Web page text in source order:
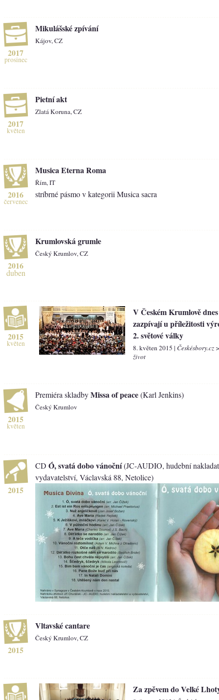
2017
prosinec
Mikulášské zpívání
Kájov, CZ
2017
květen
Pietní akt
Zlatá Koruna, CZ
2016
červenec
Musica Eterna Roma
Řím, IT
stríbrné pásmo v kategorii Musica sacra
2016
duben
Krumlovská grumle
Český Krumlov, CZ
2015
květen
V Českém Krumlově
zazpívají u příležitosti
2. světové války
8. květen 2015 | Českésbory.cz
život
2015
květen
Premiéra skladbyMissa of peace(Karl Jenkins)
Český Krumlov
2015
CD Ó, svatá dobo vánoční(JC-AUDIO, hudební
vydavatelství, Václavská 88, Netolice)
2015
Vltavské cantare
Český Krumlov, CZ
Za zpěvem do Velké